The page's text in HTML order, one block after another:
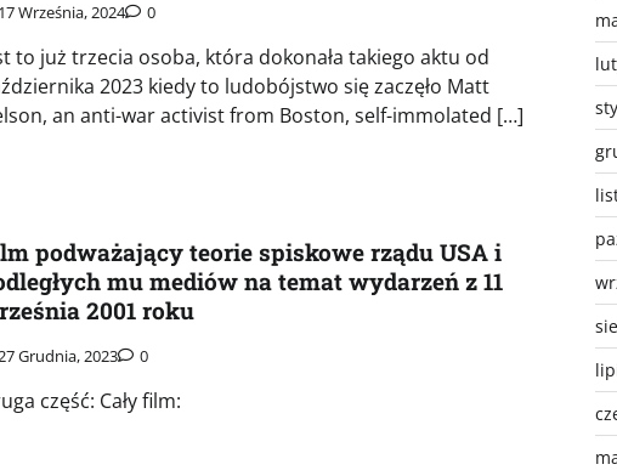
17 Września, 2024 0
to już trzecia osoba, która dokonała takiego aktu od
2023 kiedy to ludobójstwo się zaczęło Matt
an anti-war activist from Boston, self-immolated […]
podważający teorie spiskowe rządu USA i
mu mediów na temat wydarzeń z 11
2001 roku
Grudnia, 2023 0
część: Cały film: